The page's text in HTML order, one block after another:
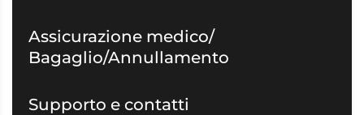
Assicurazione medico/
Bagaglio/Annullamento
Supporto e contatti